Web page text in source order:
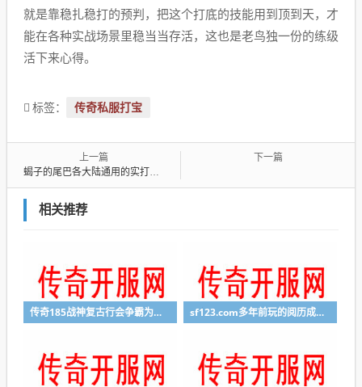
就是靠稳扎稳打的预判，把这个打底的技能用到顶到天，才
能在各种实战场景里稳当当存活，这也是老鸟独一份的练级
活下来心得。
标签： 传奇私服打宝
上一篇
蝎子的尾巴各大陆通用的实打实好用材料
下一篇
相关推荐
传奇185战神复古行会争霸为夺取终极武器努力 sf123.com多年前玩的阅历成为人们最幸福的影象